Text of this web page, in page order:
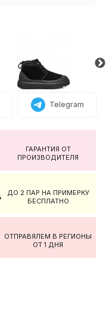
Telegram
ГАРАНТИЯ ОТ
ПРОИЗВОДИТЕЛЯ
ДО 2 ПАР НА ПРИМЕРКУ
БЕСПЛАТНО
ОТПРАВЯЛЕМ В РЕГИОНЫ
ОТ 1 ДНЯ